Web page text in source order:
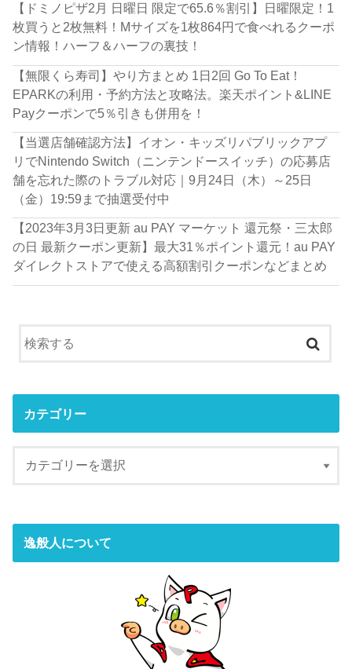
【ドミノピザ2月 日曜日 限定で65.6％割引】日曜限定！1
枚買うと2枚無料！Mサイズを1枚864円で食べれるクーポ
ン情報！ハーフ＆ハーフの裏技！
【無限くら寿司】やり方まとめ 1日2回 Go To Eat！
EPARKの利用・予約方法と攻略法。楽天ポイント&LINE
Payクーポンで5％引きも併用を！
【当選店舗確認方法】イオン・キッズリパブリックアプ
リでNintendo Switch（ニンテンドースイッチ）の応募店
舗を忘れた際のトラブル対応｜9月24日（木）～25日
（金）19:59まで抽選受付中
【2023年3月3日更新 au PAY マーケット 還元祭・三太郎
の日 最新クーポン更新】最大31％ポイント還元！au PAY
ダイレクトストアで使える高額割引クーポンなどまとめ
カテゴリー
逸般人について